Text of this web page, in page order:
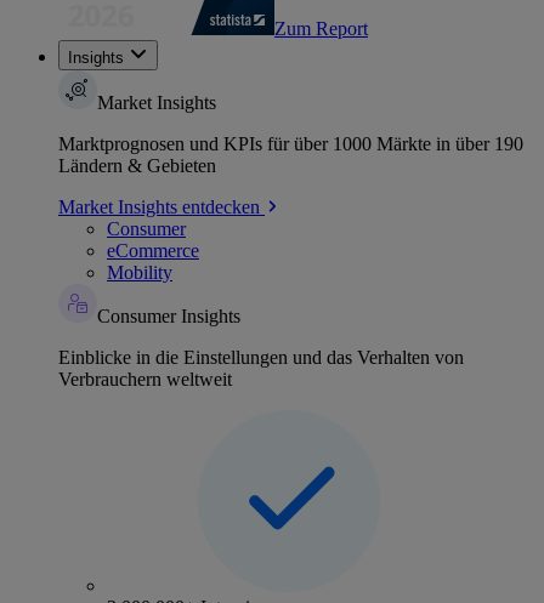
Zum Report
Insights
Market Insights
Marktprognosen und KPIs für über 1000 Märkte in über 190
Ländern & Gebieten
Market Insights entdecken
Consumer
eCommerce
Mobility
Consumer Insights
Einblicke in die Einstellungen und das Verhalten von
Verbrauchern weltweit